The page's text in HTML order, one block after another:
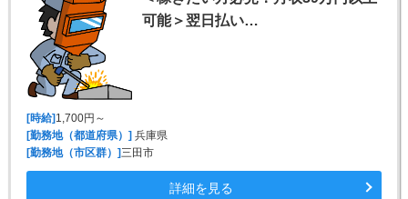
可能＞翌日払い…
[時給]1,700円～
[勤務地（都道府県）]兵庫県
[勤務地（市区群）]三田市
詳細を見る